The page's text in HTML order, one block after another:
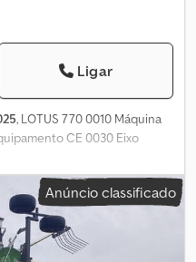
Ligar
, LOTUS 770 0010 Máquina
CE 0030 Eixo
Uio Akcsa 0040 Iluminação
Anúncio classificado